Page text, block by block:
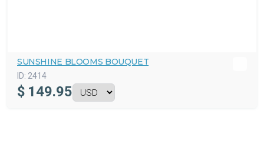
SUNSHINE BLOOMS BOUQUET
ID: 2414
$ 149.95